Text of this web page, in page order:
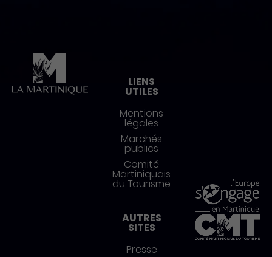
LIENS
UTILES
Mentions
légales
Marchés
publics
Comité
Martiniquais
du Tourisme
AUTRES
SITES
Presse